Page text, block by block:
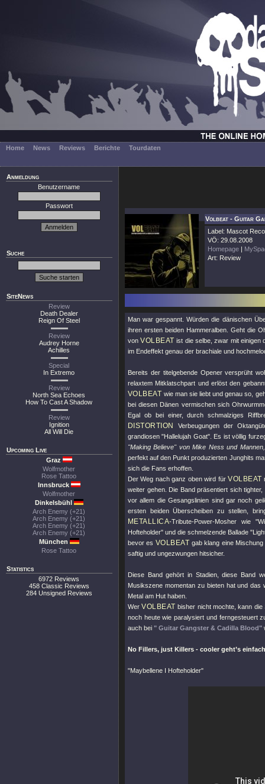
Home News Reviews Berichte Tourdaten
Anmeldung
Benutzername
Passwort
Suche
SiteNews
Review
Death Dealer
Reign Of Steel
Review
Audrey Horne
Achilles
Special
In Extremo
Review
North Sea Echoes
How To Cast A Shadow
Review
Ignition
All Will Die
Upcoming Live
Graz
Wolfmother
Rose Tattoo
Innsbruck
Wolfmother
Dinkelsbühl
Arch Enemy (+21)
Arch Enemy (+21)
Arch Enemy (+21)
Arch Enemy (+21)
München
Rose Tattoo
Statistics
6972 Reviews
458 Classic Reviews
284 Unsigned Reviews
Volbeat - Guitar
Label: Mascot
VÖ: 29.08.2008
Homepage |
Art: Review
Man war gespannt. Würden die dänischen
ihren ersten beiden Hammeralben. Geht die
vonVOLBEAT ist die selbe, zwar mit einigen
im Endeffekt genau der brachiale und
Bereits der titelgebende Opener versprüht
relaxtem Mitklatschpart und erlöst den
VOLBEAT wie man sie liebt und genau so,
bei diesen Dänen vermischen sich
Egal ob bei einer, durch schmalziges
DISTORTION
Verbeugungen der
grandiosen"Hallelujah Goat" . Es ist völlig
"Making Believe"von Mike Ness und
perfekt auf den Punkt produzierten Junghits
sich die Fans erhoffen.
Der Weg nach ganz oben wird fürVOLBEAT
weiter gehen. Die Band präsentiert sich
vor allem die Gesangslinien sind gar noch
ersten beiden Überscheiben zu stellen,
METALLICA-Tribute-Power-Mosher wie
Hofteholder" und die schmelzende Ballade
bevor es VOLBEAT gab klang eine
saftig und ungezwungen hitsicher.
Diese Band gehört in Stadien, diese Band
Musikszene momentan zu bieten hat und
Metal am Hut haben.
WerVOLBEAT bisher nicht mochte, kann die
noch heute wie paralysiert und ferngesteuert
auch bei " Guitar Gangster & Cadilla Blood"
No Fillers, just Killers - cooler geht’s
"Maybellene I Hofteholder"